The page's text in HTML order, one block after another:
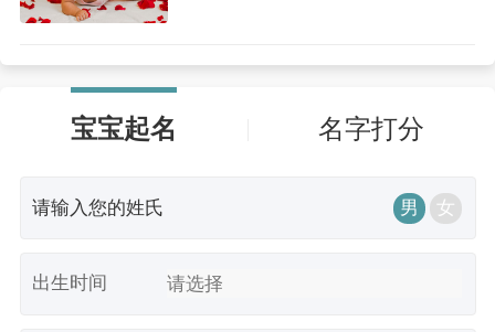
宝宝起名 名字打分
男 女
出生时间